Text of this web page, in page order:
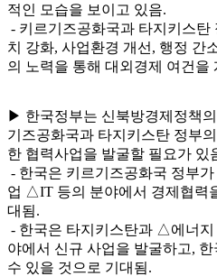
적인 모습을 보이고 있음.
- 키르기즈공화국과 타지키스
치 강화, 사업환경 개선, 행정 간
의 노력을 통해 대외경제 여건을
▶ 한국정부는 신북방경제정책
기즈공화국과 타지키스탄 정부
한 협력사업을 발굴할 필요가 있
- 한국은 키르기즈공화국 정부
업 △IT 등의 분야에서 경제협력
대됨.
- 한국은 타지키스탄과 △에너
야에서 신규 사업을 발굴하고,
수 있을 것으로 기대됨.